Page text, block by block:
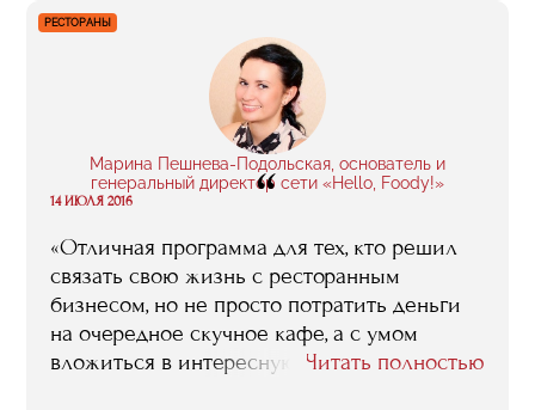
серьезный юридический бэкграунд не
мешал почувствовать эту легкость: я с
удовольствием ходила на занятия, стараясь
не пропускать их, решала кейсы, и даже
участвовала в волонтерских программах.
Вообще, мне не хотелось заканчивать
обучение, не хотелось уходить. Бесценно,
людей, с которыми мы активно общаемся и
дружим».
РЕСТОРАНЫ
Марина Пешнева-Подольская, основатель и
генеральный директор сети «Hello, Foody!»
“
14 ИЮЛЯ 2016
«Отличная программа для тех, кто решил
связать свою жизнь с ресторанным
бизнесом, но не просто потратить деньги
на очередное скучное кафе, а с умом
вложиться в интересную историю, которая
Читать полностью